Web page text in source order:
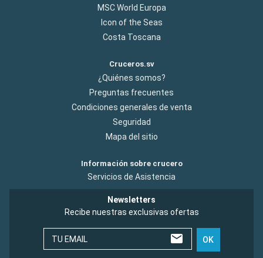
MSC World Europa
Icon of the Seas
Costa Toscana
Cruceros.sv
¿Quiénes somos?
Preguntas frecuentes
Condiciones generales de venta
Seguridad
Mapa del sitio
Información sobre crucero
Servicios de Asistencia
Newsletters
Recibe nuestras exclusivas ofertas
TU EMAIL OK